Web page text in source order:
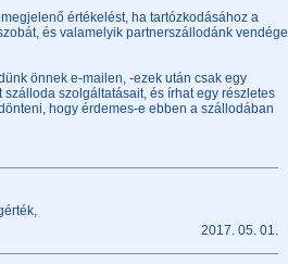
értékelést, ha tartózkodásához a
és valamelyik partnerszállodánk vendége
önnek e-mailen, -ezek után csak egy
szálloda szolgáltatásait, és írhat egy részletes
hogy érdemes-e ebben a szállodában
2017. 05. 01.